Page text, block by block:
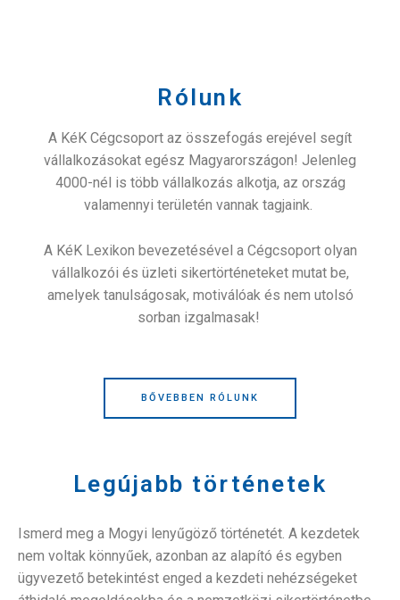
Rólunk
A KéK Cégcsoport az összefogás erejével segít
vállalkozásokat egész Magyarországon! Jelenleg
4000-nél is több vállalkozás alkotja, az ország
valamennyi területén vannak tagjaink.
A KéK Lexikon bevezetésével a Cégcsoport olyan
vállalkozói és üzleti sikertörténeteket mutat be,
amelyek tanulságosak, motiválóak és nem utolsó
sorban izgalmasak!
BŐVEBBEN RÓLUNK
Legújabb történetek
Ismerd meg a Mogyi lenyűgöző történetét. A kezdetek
nem voltak könnyűek, azonban az alapító és egyben
ügyvezető betekintést enged a kezdeti nehézségeket